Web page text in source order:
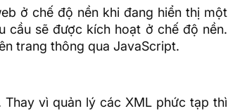
ở chế độ nền khi đang hiển thị một
cầu sẽ được kích hoạt ở chế độ nền.
trang thông qua JavaScript.
Thay vì quản lý các XML phức tạp thì